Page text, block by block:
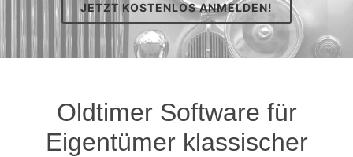
JETZT KOSTENLOS ANMELDEN!
Oldtimer Software für
Eigentümer klassischer